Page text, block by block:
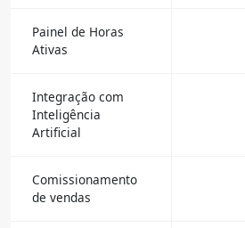
Painel de Horas
Ativas
Integração com
Inteligência
Artificial
Comissionamento
de vendas